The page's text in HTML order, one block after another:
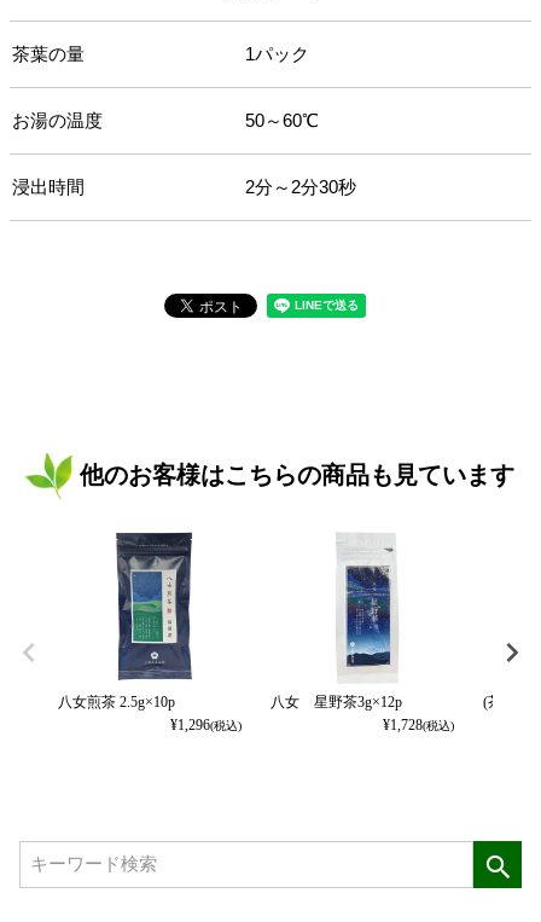
茶葉の量 1パック
お湯の温度 50～60℃
浸出時間 2分～2分30秒
他のお客様はこちらの商品も見ています
八女煎茶 2.5g×10p
¥1,296(税込)
八女 星野茶3g×12p
¥1,728(税込)
(茶楽)